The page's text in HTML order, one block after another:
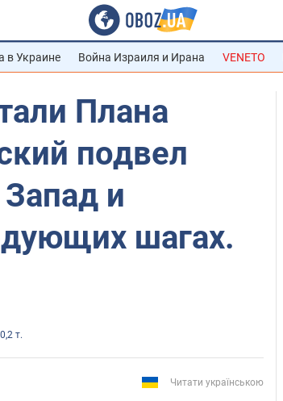
в Украине Война Израиля и Ирана VENETO
Плана
подвел
Запад и
шагах.
т.
Читати українською